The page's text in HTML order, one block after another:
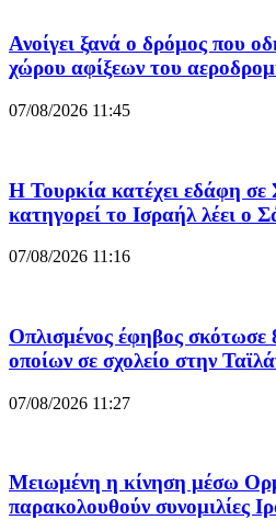
Ανοίγει ξανά ο δρόμος που
χώρου αφίξεων του
07/08/2026 11:45
Η Τουρκία κατέχει εδάφη
κατηγορεί το Ισραήλ λέει ο
07/08/2026 11:16
Οπλισμένος έφηβος
οποίων σε σχολείο στην
07/08/2026 11:27
Μειωμένη η κίνηση μέσω
παρακολουθούν συνομιλίες